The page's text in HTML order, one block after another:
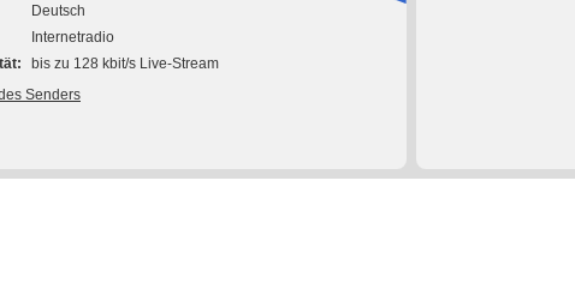
Deutsch
Internetradio
bis zu 128 kbit/s Live-Stream
Senders